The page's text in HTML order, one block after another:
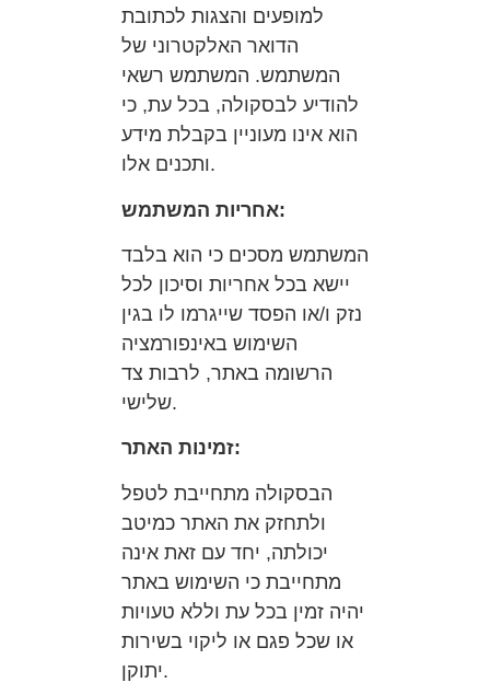
למופעים והצגות לכתובת
הדואר האלקטרוני של
המשתמש. המשתמש רשאי
להודיע לבסקולה, בכל עת, כי
הוא אינו מעוניין בקבלת מידע
ותכנים אלו.
אחריות המשתמש:
המשתמש מסכים כי הוא בלבד
יישא בכל אחריות וסיכון לכל
נזק ו/או הפסד שייגרמו לו בגין
השימוש באינפורמציה
הרשומה באתר, לרבות צד
שלישי.
זמינות האתר:
הבסקולה מתחייבת לטפל
ולתחזק את האתר כמיטב
יכולתה, יחד עם זאת אינה
מתחייבת כי השימוש באתר
יהיה זמין בכל עת וללא טעויות
או שכל פגם או ליקוי בשירות
יתוקן.